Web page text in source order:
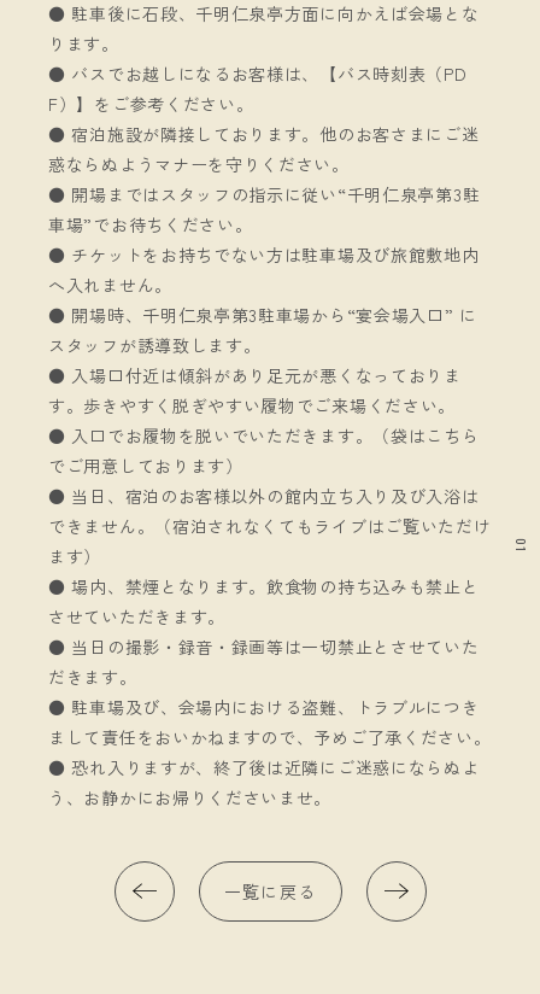
01
● 駐車後に石段、千明仁泉亭方面に向かえば会場とな
ります。
● バスでお越しになるお客様は、【バス時刻表（PD
F）】をご参考ください。
● 宿泊施設が隣接しております。他のお客さまにご迷
惑ならぬようマナーを守りください。
● 開場まではスタッフの指示に従い“千明仁泉亭第3駐
車場”でお待ちください。
● チケットをお持ちでない方は駐車場及び旅館敷地内
へ入れません。
● 開場時、千明仁泉亭第3駐車場から“宴会場入口” に
スタッフが誘導致します。
● 入場口付近は傾斜があり足元が悪くなっておりま
す。歩きやすく脱ぎやすい履物でご来場ください。
● 入口でお履物を脱いでいただきます。（袋はこちら
でご用意しております）
● 当日、宿泊のお客様以外の館内立ち入り及び入浴は
できません。（宿泊されなくてもライブはご覧いただけ
ます）
● 場内、禁煙となります。飲食物の持ち込みも禁止と
させていただきます。
● 当日の撮影・録音・録画等は一切禁止とさせていた
だきます。
● 駐車場及び、会場内における盗難、トラブルにつき
まして責任をおいかねますので、予めご了承ください。
● 恐れ入りますが、終了後は近隣にご迷惑にならぬよ
う、お静かにお帰りくださいませ。
一覧に戻る